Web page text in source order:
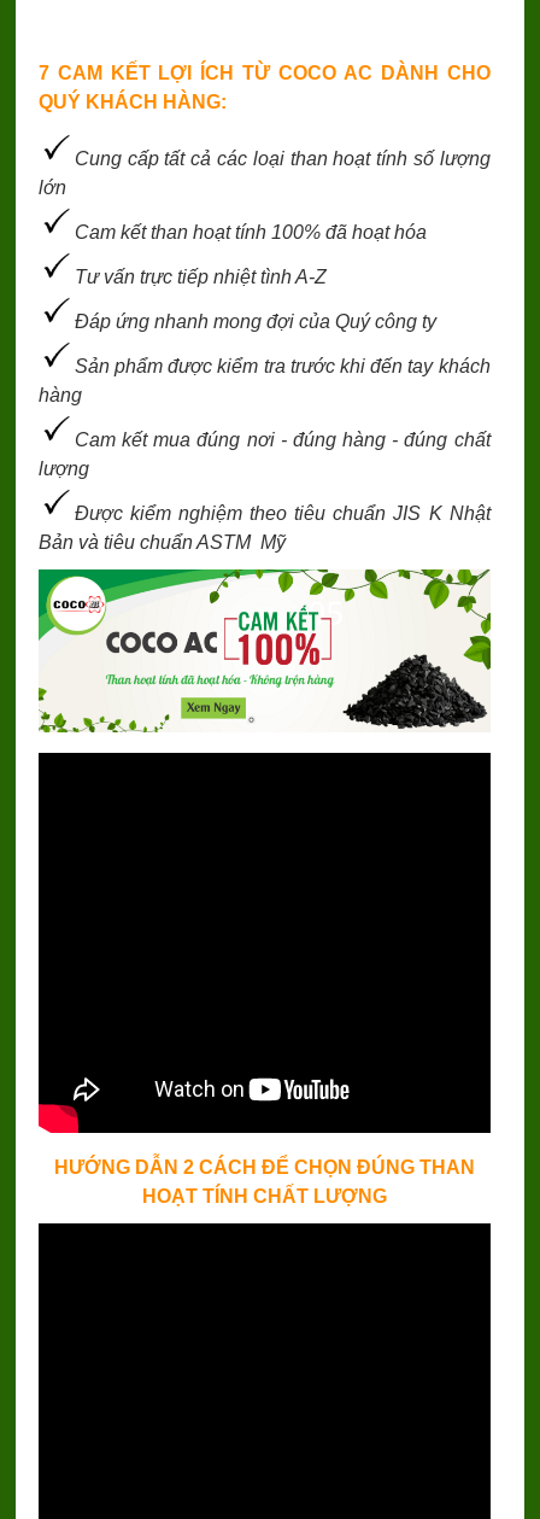
7 CAM KẾT LỢI ÍCH TỪ COCO AC DÀNH CHO
QUÝ KHÁCH HÀNG:
Cung cấp tất cả các loại than hoạt tính số lượng
lớn
Cam kết than hoạt tính 100% đã hoạt hóa
Tư vấn trực tiếp nhiệt tình A-Z
Đáp ứng nhanh mong đợi của Quý công ty
Sản phẩm được kiểm tra trước khi đến tay khách
hàng
Cam kết mua đúng nơi - đúng hàng - đúng chất
lượng
Được kiểm nghiệm theo tiêu chuẩn JIS K Nhật
Bản và tiêu chuẩn ASTM Mỹ
HƯỚNG DẪN 2 CÁCH ĐỂ CHỌN ĐÚNG THAN
HOẠT TÍNH CHẤT LƯỢNG